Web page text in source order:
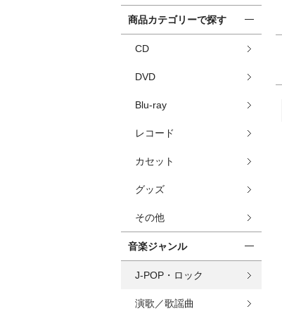
商品カテゴリーで探す
CD
DVD
Blu-ray
レコード
カセット
グッズ
その他
音楽ジャンル
J-POP・ロック
演歌／歌謡曲